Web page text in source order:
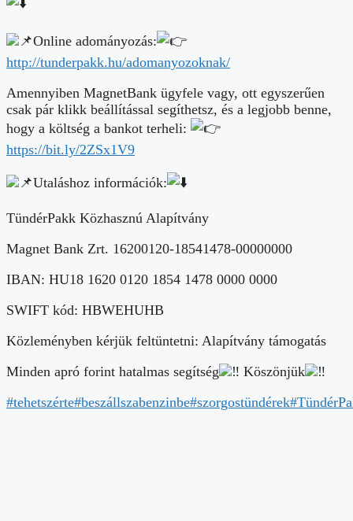
Online adományozás:
http://tunderpakk.hu/adomanyozoknak/
Amennyiben MagnetBank ügyfele vagy, ott egyszerűen
csak pár klikk beállítással segíthetsz, és a legjobb benne,
hogy a költség a bankot terheli:
https://bit.ly/2ZSx1V9
Utaláshoz információk:
TündérPakk Közhasznú Alapítvány
Magnet Bank Zrt. 16200120-18541478-00000000
IBAN: HU18 1620 0120 1854 1478 0000 0000
SWIFT kód: HBWEHUHB
Közleményben kérjük feltüntetni: Alapítvány támogatás
Minden apró forint hatalmas segítség
Köszönjük
#tehetszérte#beszállszabenzinbe#szorgostündérek